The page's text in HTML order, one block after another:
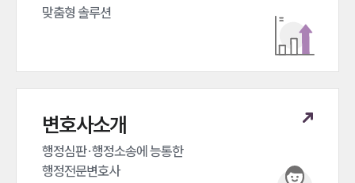
맞춤형 솔루션
변호사소개
행정심판·행정소송에 능통한
행정전문변호사